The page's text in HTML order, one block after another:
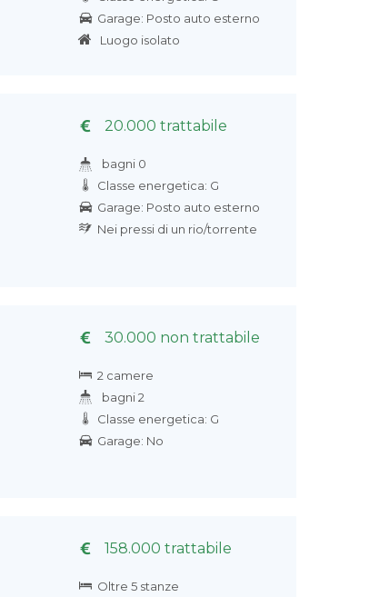
Garage: Posto auto esterno
Luogo isolato
20.000 trattabile
bagni 0
Classe energetica: G
Garage: Posto auto esterno
Nei pressi di un rio/torrente
30.000 non trattabile
2 camere
bagni 2
Classe energetica: G
Garage: No
158.000 trattabile
Oltre 5 stanze